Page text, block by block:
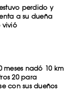
perdido y
a su dueña
vivió
meses nadó 10 km
20 para
con sus dueños